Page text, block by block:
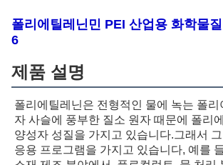
폴리에틸레닌민 PEI 산업용 화학물
6
제품 설명
폴리에틸레닌은 전형적인 물에 녹는 폴리
자 사슬에 풍부한 질소 원자 때문에 폴리
양성자 성질을 가지고 있습니다.그래서
응용 프로그램을 가지고 있습니다, 예를